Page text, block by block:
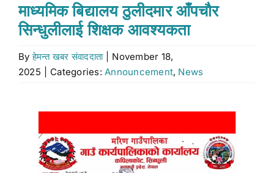
Search
माध्यमिक बिद्यालय ठुलीदमार आँपचौर
सिन्धुलीलाई शिक्षक आवश्यकता
Byहेमन्त खबर संवाददाता
November 18,
2025
Categories: Announcement, News
Image